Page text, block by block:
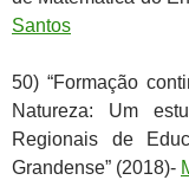
Santos
50) “Formação
Natureza: Um
Regionais de
Grandense” (2018)-